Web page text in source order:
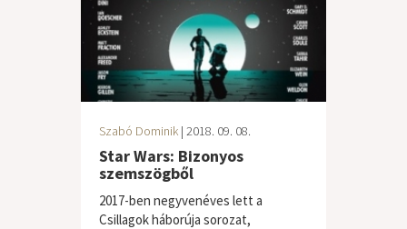
Szabó Dominik | 2018. 09. 08.
Star Wars: Bizonyos
szemszögből
2017-ben negyvenéves lett a
Csillagok háborúja sorozat,